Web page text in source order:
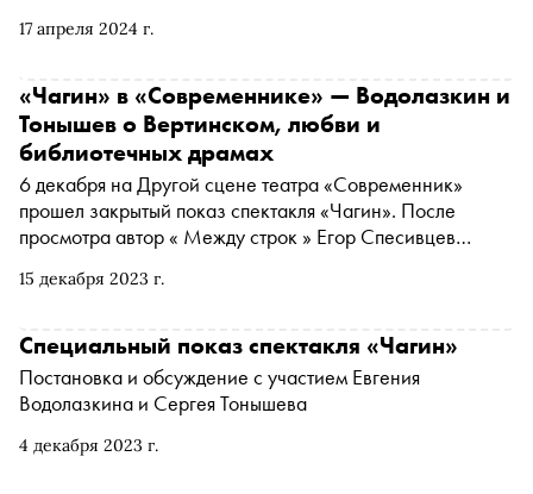
17 апреля 2024 г.
Джампьеро Раппы о жизни в крохотной квартирке в
семью молодыми артистами «Маяковки», исполняющими
роли однокурсников, о мечте стать актером, первых
шагах в профессии и работе над ролью
15 декабря 2023 г.
«Чагин» в «Современнике» — Водолазкин и
Тонышев о Вертинском, любви и
библиотечных драмах
6 декабря на Другой сцене театра «Современник»
прошел закрытый показ спектакля «Чагин». После
просмотра автор « Между строк » Егор Спесивцев
Тонышевым и автором романа-первоисточника
в «Современнике»
4 декабря 2023 г.
Специальный показ спектакля «Чагин»
Постановка и обсуждение с участием Евгения
Водолазкина и Сергея Тонышева